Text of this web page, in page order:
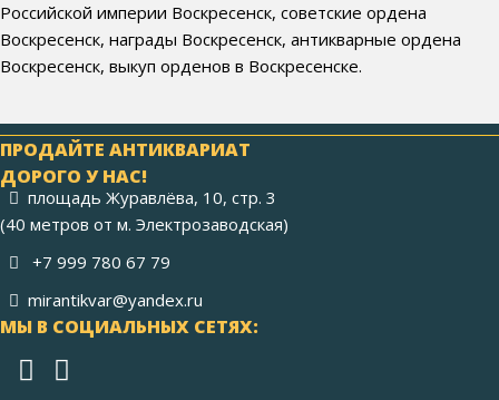
Российской империи Воскресенск, советские ордена
Воскресенск, награды Воскресенск, антикварные ордена
Воскресенск, выкуп орденов в Воскресенске.
ПРОДАЙТЕ АНТИКВАРИАТ
ДОРОГО У НАС!
площадь Журавлёва, 10, стр. 3
(40 метров от м. Электрозаводская)
+7 999 780 67 79
mirantikvar@yandex.ru
МЫ В СОЦИАЛЬНЫХ СЕТЯХ: